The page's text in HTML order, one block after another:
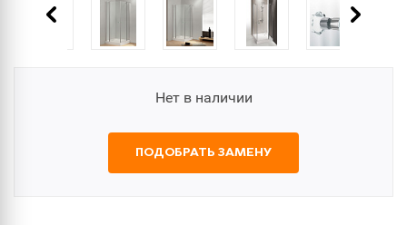
Нет в наличии
ПОДОБРАТЬ ЗАМЕНУ